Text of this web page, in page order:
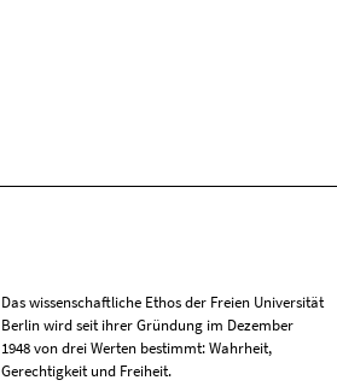
Das wissenschaftliche Ethos der Freien Universität
Berlin wird seit ihrer Gründung im Dezember
1948 von drei Werten bestimmt: Wahrheit,
Gerechtigkeit und Freiheit.